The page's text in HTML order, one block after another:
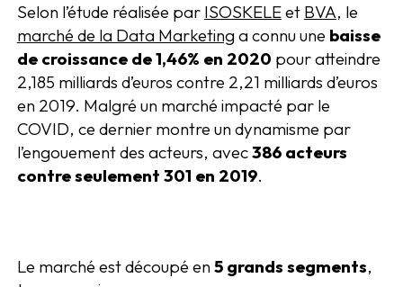
Selon l’étude réalisée par ISOSKELEet BVA, le
marché de la Data Marketing a connu une baisse
de croissance de 1,46% en 2020 pour atteindre
2,185 milliards d’euros contre 2,21 milliards d’euros
en 2019. Malgré un marché impacté par le
COVID, ce dernier montre un dynamisme par
l’engouement des acteurs, avec386 acteurs
contre seulement 301 en 2019.
Le marché est découpé en 5 grands segments,